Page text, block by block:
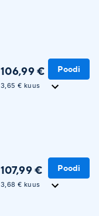
106,99 €
3,65 € kuus
Poodi
107,99 €
3,68 € kuus
Poodi